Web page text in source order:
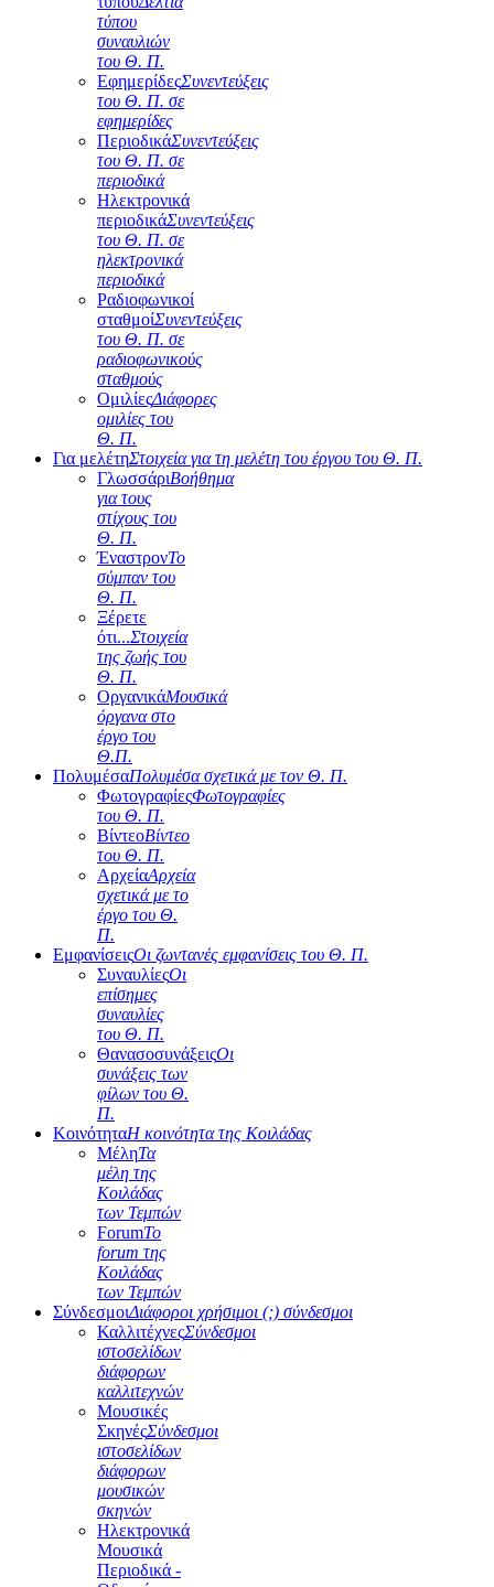
τύπου
συναυλιών
του Θ. Π.
ΕφημερίδεςΣυνεντεύξεις
του Θ. Π. σε
εφημερίδες
ΠεριοδικάΣυνεντεύξεις
του Θ. Π. σε
περιοδικά
Ηλεκτρονικά
περιοδικάΣυνεντεύξεις
του Θ. Π. σε
ηλεκτρονικά
περιοδικά
Ραδιοφωνικοί
σταθμοίΣυνεντεύξεις
του Θ. Π. σε
ραδιοφωνικούς
σταθμούς
ΟμιλίεςΔιάφορες
ομιλίες του
Θ. Π.
Για μελέτηΣτοιχεία για τη μελέτη του έργου του Θ. Π.
ΓλωσσάριΒοήθημα
για τους
στίχους του
Θ. Π.
ΈναστρονΤο
σύμπαν του
Θ. Π.
Ξέρετε
ότι...Στοιχεία
της ζωής του
Θ. Π.
ΟργανικάΜουσικά
όργανα στο
έργο του
Θ.Π.
ΠολυμέσαΠολυμέσα σχετικά με τον Θ. Π.
ΦωτογραφίεςΦωτογραφίες
του Θ. Π.
ΒίντεοΒίντεο
του Θ. Π.
ΑρχείαΑρχεία
σχετικά με το
έργο του Θ.
Π.
ΕμφανίσειςΟι ζωντανές εμφανίσεις του Θ. Π.
ΣυναυλίεςΟι
επίσημες
συναυλίες
του Θ. Π.
ΘανασοσυνάξειςΟι
συνάξεις των
φίλων του Θ.
Π.
ΚοινότηταΗ κοινότητα της Κοιλάδας
ΜέληΤα
μέλη της
Κοιλάδας
των Τεμπών
ForumΤο
forum της
Κοιλάδας
των Τεμπών
ΣύνδεσμοιΔιάφοροι χρήσιμοι (;) σύνδεσμοι
ΚαλλιτέχνεςΣύνδεσμοι
ιστοσελίδων
διάφορων
καλλιτεχνών
Μουσικές
ΣκηνέςΣύνδεσμοι
ιστοσελίδων
διάφορων
μουσικών
σκηνών
Ηλεκτρονικά
Μουσικά
Περιοδικά -